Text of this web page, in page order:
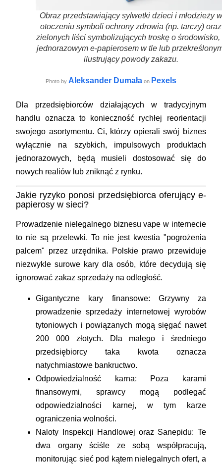
Obraz przedstawiający sylwetki dzieci i młodzieży w
otoczeniu symboli ochrony zdrowia (np. tarczy) oraz
zielonych liści symbolizujących troskę o środowisko,
jednorazowym e-papierosem w tle lub
ilustrujący powody zakazu.
Photo by Aleksander Dumała on Pexels
Dla przedsiębiorców działających w tradycyjnym
handlu oznacza to konieczność rychłej reorientacji
swojego asortymentu. Ci, którzy opierali swój biznes
wyłącznie na szybkich, impulsowych produktach
jednorazowych, będą musieli dostosować się do
nowych realiów lub zniknąć z rynku.
Jakie ryzyko ponosi przedsiębiorca oferujący e-
papierosy w sieci?
Prowadzenie nielegalnego biznesu vape w internecie
to nie są przelewki. To nie jest kwestia "pogrożenia
palcem" przez urzędnika. Polskie prawo przewiduje
niezwykle surowe kary dla osób, które decydują się
ignorować zakaz sprzedaży na odległość.
Gigantyczne kary finansowe: Grzywny za
prowadzenie sprzedaży internetowej wyrobów
tytoniowych i powiązanych mogą sięgać nawet
200 000 złotych. Dla małego i średniego
przedsiębiorcy taka kwota oznacza
natychmiastowe bankructwo.
Odpowiedzialność karna: Poza karami
finansowymi, sprawcy mogą podlegać
odpowiedzialności karnej, w tym karze
ograniczenia wolności.
Naloty Inspekcji Handlowej oraz Sanepidu: Te
dwa organy ściśle ze sobą współpracują,
monitorując sieć pod kątem nielegalnych ofert, a